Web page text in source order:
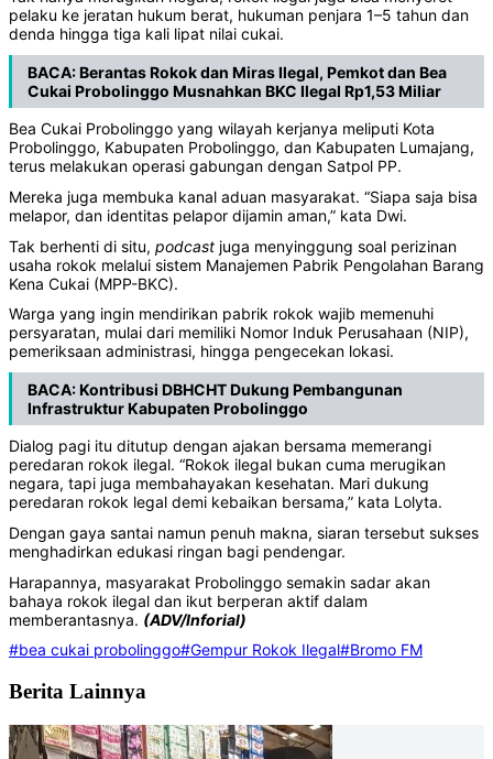
pelaku ke jeratan hukum berat, hukuman penjara 1–5 tahun dan
denda hingga tiga kali lipat nilai cukai.‎
BACA:Berantas Rokok dan Miras Ilegal, Pemkot dan Bea
Cukai Probolinggo Musnahkan BKC Ilegal Rp1,53 Miliar
‎Bea Cukai Probolinggo yang wilayah kerjanya meliputi Kota
Probolinggo, Kabupaten Probolinggo, dan Kabupaten Lumajang,
terus melakukan operasi gabungan dengan Satpol PP.‎
‎Mereka juga membuka kanal aduan masyarakat. “Siapa saja bisa
melapor, dan identitas pelapor dijamin aman,” kata Dwi.‎
‎Tak berhenti di situ, podcast juga menyinggung soal perizinan
usaha rokok melalui sistem Manajemen Pabrik Pengolahan Barang
Kena Cukai (MPP-BKC).‎
‎Warga yang ingin mendirikan pabrik rokok wajib memenuhi
persyaratan, mulai dari memiliki Nomor Induk Perusahaan (NIP),
pemeriksaan administrasi, hingga pengecekan lokasi.‎
BACA:Kontribusi DBHCHT Dukung Pembangunan
Infrastruktur Kabupaten Probolinggo
‎Dialog pagi itu ditutup dengan ajakan bersama memerangi
peredaran rokok ilegal. “Rokok ilegal bukan cuma merugikan
negara, tapi juga membahayakan kesehatan. Mari dukung
peredaran rokok legal demi kebaikan bersama,” kata Lolyta.‎
‎Dengan gaya santai namun penuh makna, siaran tersebut sukses
menghadirkan edukasi ringan bagi pendengar.‎
‎Harapannya, masyarakat Probolinggo semakin sadar akan
bahaya rokok ilegal dan ikut berperan aktif dalam
memberantasnya. (ADV/Inforial)‎
#bea cukai probolinggo#Gempur Rokok Ilegal#Bromo FM
Berita Lainnya